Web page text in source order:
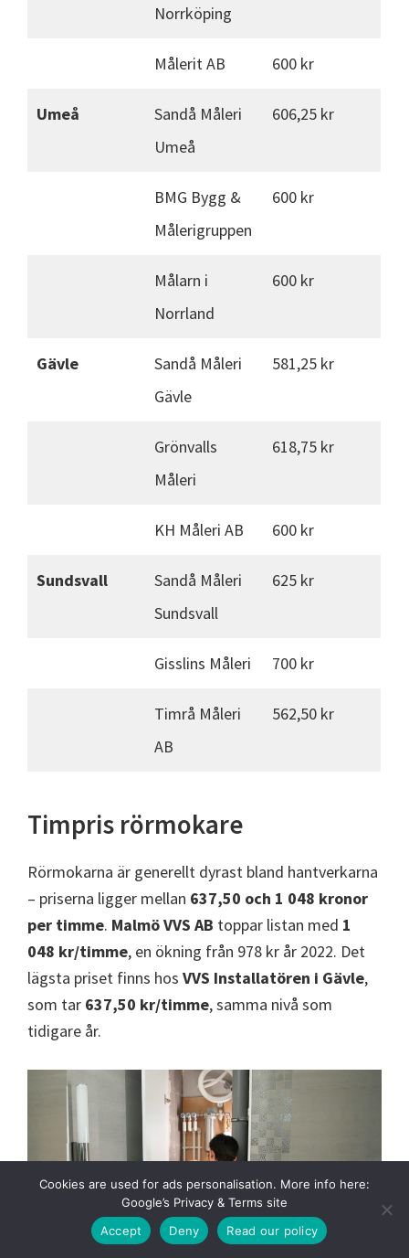
Norrköping
Målerit AB 600 kr
Umeå
Sandå Måleri
Umeå
606,25 kr
BMG Bygg &
Målerigruppen
600 kr
Målarn i
Norrland
600 kr
Gävle
Sandå Måleri
Gävle
581,25 kr
Grönvalls
Måleri
618,75 kr
KH Måleri AB 600 kr
Sundsvall
Sandå Måleri
Sundsvall
625 kr
Gisslins Måleri 700 kr
Timrå Måleri
AB
562,50 kr
Timpris rörmokare
Rörmokarna är generellt dyrast bland hantverkarna
– priserna ligger mellan 637,50 och 1 048 kronor
per timme. Malmö VVS AB toppar listan med 1
048 kr/timme, en ökning från 978 kr år 2022. Det
lägsta priset finns hos VVS Installatören i Gävle,
som tar 637,50 kr/timme, samma nivå som
tidigare år.
Cookies are used for ads personalisation. More info here:
Google’s Privacy & Terms site
Accept
Deny Read our policy